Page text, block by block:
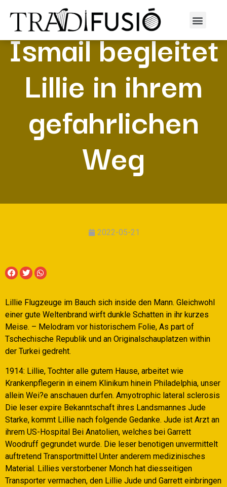
Ismail begleitet
Lillie in ihrem
gefahrlichen
Weg
2022-05-21
Lillie Flugzeuge im Bauch sich inside den Mann. Gleichwohl
einer gute Weltenbrand wirft dunkle Schatten in ihr kurzes
Meise. – Melodram vor historischem Folie, As part of
Tschechische Republik und an Originalschauplatzen within
der Turkei gedreht.
1914: Lillie, Tochter alle gutem Hause, arbeitet wie
Krankenpflegerin in einem Klinikum hinein Philadelphia, unser
allein Wei?e anschauen durfen. Amyotrophic lateral sclerosis
Die leser expire Bekanntschaft ihres Landsmannes Jude
Starke, kommt Lillie nach folgende Gedanke. Jude ist Arzt an
ihrem US-Hospital Bei Anatolien, welches bei Garrett
Woodruff gegrundet wurde. Die leser benotigen unvermittelt
auftretend Transportmittel Unter anderem medizinisches
Material. Lillies verstorbener Monch hat diesseitigen
Transporter vermachen, den Lillie Jude und Garrett einbringen